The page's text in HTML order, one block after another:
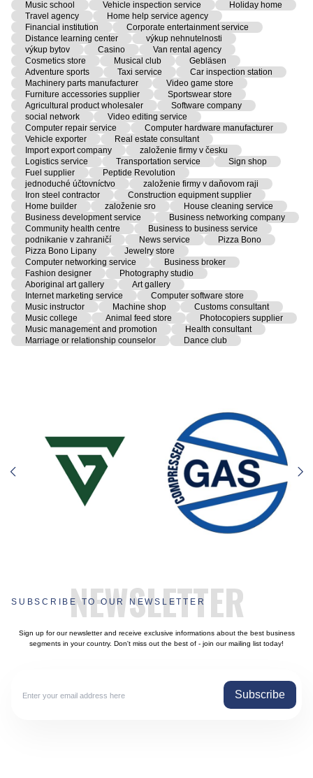
Music school
Vehicle inspection service
Holiday home
Travel agency
Home help service agency
Financial institution
Corporate entertainment service
Distance learning center
výkup nehnutelnosti
výkup bytov
Casino
Van rental agency
Cosmetics store
Musical club
Gebläsen
Adventure sports
Taxi service
Car inspection station
Machinery parts manufacturer
Video game store
Furniture accessories supplier
Sportswear store
Agricultural product wholesaler
Software company
social network
Video editing service
Computer repair service
Computer hardware manufacturer
Vehicle exporter
Real estate consultant
Import export company
založenie firmy v česku
Logistics service
Transportation service
Sign shop
Fuel supplier
Peptide Revolution
jednoduché účtovníctvo
založenie firmy v daňovom raji
Iron steel contractor
Construction equipment supplier
Home builder
založenie sro
House cleaning service
Business development service
Business networking company
Community health centre
Business to business service
podnikanie v zahraničí
News service
Pizza Bono
Pizza Bono Lipany
Jewelry store
Computer networking service
Business broker
Fashion designer
Photography studio
Aboriginal art gallery
Art gallery
Internet marketing service
Computer software store
Music instructor
Machine shop
Customs consultant
Music college
Animal feed store
Photocopiers supplier
Music management and promotion
Health consultant
Marriage or relationship counselor
Dance club
NEWSLETTER
SUBSCRIBE TO OUR NEWSLETTER
Sign up for our newsletter and receive exclusive informations about the best business
segments in your country. Don't miss out the best of - join our mailing list today!
Subscribe